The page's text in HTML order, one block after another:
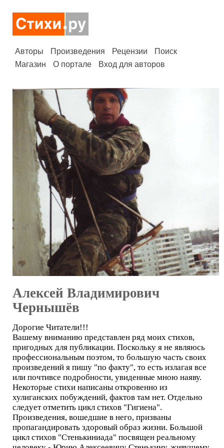
Авторы Произведения Рецензии
Поиск
Магазин
О портале Вход для авторов
Алексей Владимирович
Чернышёв
Дорогие Читатели!!!
Вашему вниманию представлен ряд моих стихов,
пригодных для публикации. Поскольку я не являюсь
профессиональным поэтом, то большую часть своих
произведений я пишу "по факту", то есть излагая все
или почтивсе подробности, увиденные мною наяву.
Некоторые стихи написаны откровенно из
хулиганских побуждений, фактов там нет. Отдельно
следует отметить цикл стихов "Гигиена".
Произведения, вошедшие в него, призваны
пропагандировать здоровый образ жизни. Большой
цикл стихов "Стенькиниада" посвящен реальному